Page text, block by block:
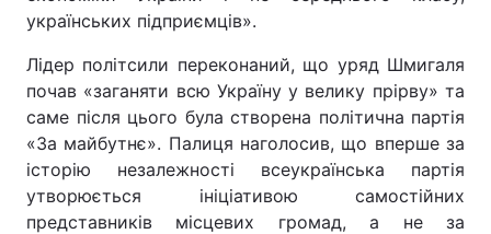
українських підприємців».
Лідер політсили переконаний, що уряд Шмигаля
почав «заганяти всю Україну у велику прірву» та
саме після цього була створена політична партія
«За майбутнє». Палиця наголосив, що вперше за
історію незалежності всеукраїнська партія
утворюється ініціативою самостійних
представників місцевих громад, а не за